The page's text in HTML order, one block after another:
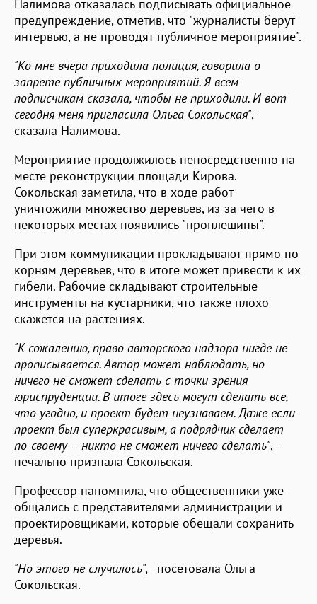
Налимова отказалась подписывать официальное
предупреждение, отметив, что "журналисты берут
интервью, а не проводят публичное мероприятие".
"Ко мне вчера приходила полиция, говорила о
запрете публичных мероприятий. Я всем
подписчикам сказала, чтобы не приходили. И вот
сегодня меня пригласила Ольга Сокольская", -
сказала Налимова.
Мероприятие продолжилось непосредственно на
месте реконструкции площади Кирова.
Сокольская заметила, что в ходе работ
уничтожили множество деревьев, из-за чего в
некоторых местах появились "проплешины".
При этом коммуникации прокладывают прямо по
корням деревьев, что в итоге может привести к их
гибели. Рабочие складывают строительные
инструменты на кустарники, что также плохо
скажется на растениях.
"К сожалению, право авторского надзора нигде не
прописывается. Автор может наблюдать, но
ничего не сможет сделать с точки зрения
юриспруденции. В итоге здесь могут сделать все,
что угодно, и проект будет неузнаваем. Даже если
проект был суперкрасивым, а подрядчик сделает
по-своему – никто не сможет ничего сделать", -
печально признала Сокольская.
Профессор напомнила, что общественники уже
общались с представителями администрации и
проектировщиками, которые обещали сохранить
деревья.
"Но этого не случилось", - посетовала Ольга
Сокольская.